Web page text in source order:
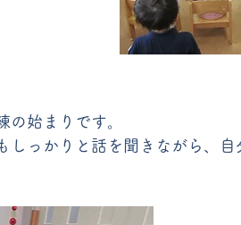
始まりです。
しっかりと話を聞きながら、自